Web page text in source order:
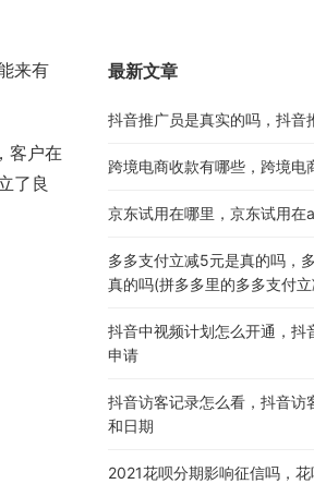
来有
客户在
了良
最新文章
抖音推广员是真实的吗，抖音
跨境电商收款有哪些，跨境电
京东试用在哪里，京东试用在
多多支付立减5元是真的吗，
真的吗(拼多多里的多多支付
抖音中视频计划怎么开通，抖
申请
抖音访客记录怎么看，抖音访
和日期
2021花呗分期影响征信吗，